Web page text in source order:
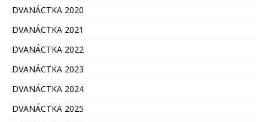
DVANÁCTKA 2020
DVANÁCTKA 2021
DVANÁCTKA 2022
DVANÁCTKA 2023
DVANÁCTKA 2024
DVANÁCTKA 2025